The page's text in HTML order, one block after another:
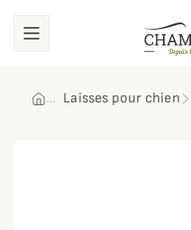
Laisses pour chien